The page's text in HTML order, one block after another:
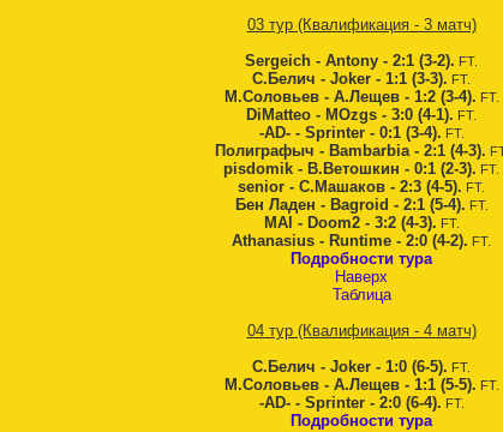
03 тур (Квалификация - 3 матч)
Sergeich - Antony - 2:1 (3-2). FT.
С.Белич - Joker - 1:1 (3-3). FT.
М.Соловьев - А.Лещев - 1:2 (3-4). FT.
DiMatteo - MOzgs - 3:0 (4-1). FT.
-AD- - Sprinter - 0:1 (3-4). FT.
Полиграфыч - Bambarbia - 2:1 (4-3).
pisdomik - В.Ветошкин - 0:1 (2-3). FT.
senior - С.Машаков - 2:3 (4-5). FT.
Бен Ладен - Bagroid - 2:1 (5-4). FT.
MAI - Doom2 - 3:2 (4-3). FT.
Athanasius - Runtime - 2:0 (4-2). FT.
Подробности тура
Наверх
Таблица
04 тур (Квалификация - 4 матч)
С.Белич - Joker - 1:0 (6-5). FT.
М.Соловьев - А.Лещев - 1:1 (5-5). FT.
-AD- - Sprinter - 2:0 (6-4). FT.
Подробности тура